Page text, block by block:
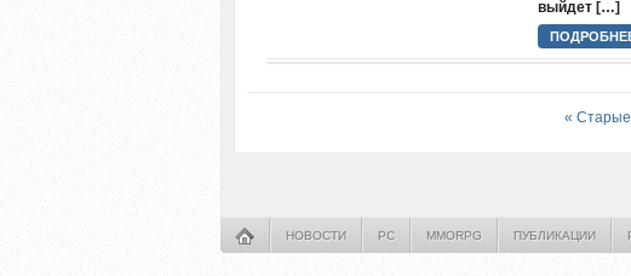
выйдет […]
« Старые
НОВОСТИ PC MMORPG ПУБЛИКАЦИИ